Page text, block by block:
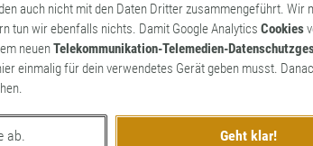
auch nicht mit den Daten Dritter zusammengeführt. Wir
tun wir ebenfalls nichts. Damit Google Analytics Cookies
neuenTelekommunikation-Telemedien-
einmalig für dein verwendetes Gerät geben musst.
ab. Geht klar!
Markennamen